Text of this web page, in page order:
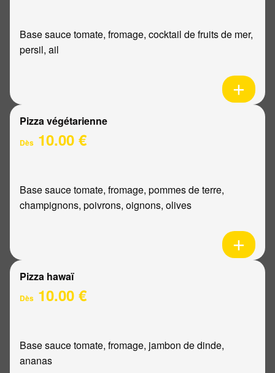
Base sauce tomate, fromage, cocktail de fruits de mer,
persil, ail
Pizza végétarienne
Dès 10.00 €
Base sauce tomate, fromage, pommes de terre,
champignons, poivrons, oignons, olives
Pizza hawaï
Dès 10.00 €
Base sauce tomate, fromage, jambon de dinde,
ananas